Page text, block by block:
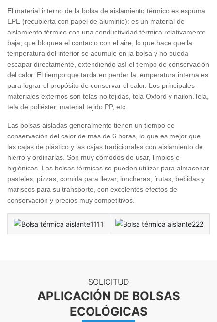
El material interno de la bolsa de aislamiento térmico es espuma
EPE (recubierta con papel de aluminio): es un material de
aislamiento térmico con una conductividad térmica relativamente
baja, que bloquea el contacto con el aire, lo que hace que la
temperatura del interior se acumule en la bolsa y no pueda
escapar directamente, extendiendo así el tiempo de conservación
del calor. El tiempo que tarda en perder la temperatura interna es
para lograr el propósito de conservar el calor. Los principales
materiales externos son telas no tejidas, tela Oxford y nailon.Tela,
tela de poliéster, material tejido PP, etc.
Las bolsas aisladas generalmente tienen un tiempo de
conservación del calor de más de 6 horas, lo que es mejor que
las cajas de plástico y las cajas tradicionales con aislamiento de
hierro y ordinarias. Son muy cómodos de usar, limpios e
higiénicos. Las bolsas térmicas se pueden utilizar para almacenar
pasteles, pizzas, comida para llevar, loncheras, frutas, bebidas y
mariscos para su transporte, con excelentes efectos de
conservación y precios muy competitivos.
SOLICITUD
APLICACIÓN DE BOLSAS
ECOLÓGICAS